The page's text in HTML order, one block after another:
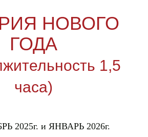
НОВОГО
ГОДА
1,5
часа)
2025г. и ЯНВАРЬ 2026г.